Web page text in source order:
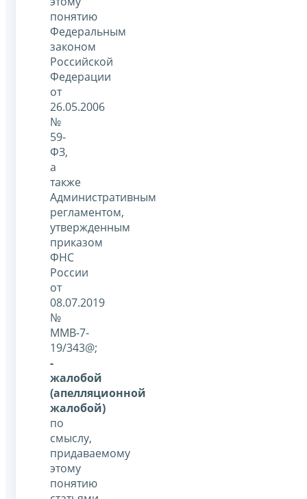
понятию
Федеральным
законом
Российской
Федерации
от
26.05.2006
№
59-
ФЗ,
а
также
Административным
регламентом,
утвержденным
приказом
ФНС
России
от
08.07.2019
№
ММВ-7-
19/343@;
-
жалобой
(апелляционной
жалобой)
по
смыслу,
придаваемому
этому
понятию